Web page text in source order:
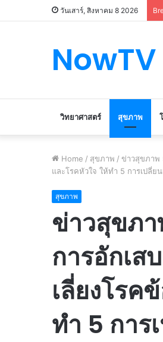
วันเสาร์, สิงหาคม 8 2026
NowTV
วิทยาศาสตร์ สุขภาพ
Home / สุขภาพ / ข่าวสุขภาพ
และโรคหัวใจ ให้ทำ 5 การเปลี่
สุขภาพ
ข่าวสุขภา
การอักเ
เลี่ยงโรค
ทำ 5 การ